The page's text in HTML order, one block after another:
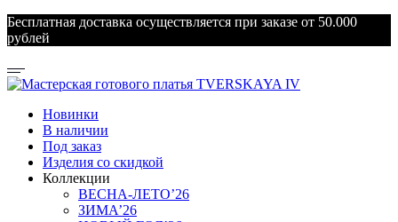
Бесплатная доставка осуществляется при заказе от 50.000
рублей
Новинки
В наличии
Под заказ
Изделия со скидкой
Коллекции
ВЕСНА-ЛЕТО’26
ЗИМА’26